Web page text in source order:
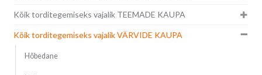
Kõik torditegemiseks vajalik TEEMADE KAUPA
Kõik torditegemiseks vajalik VÄRVIDE KAUPA
Hõbedane